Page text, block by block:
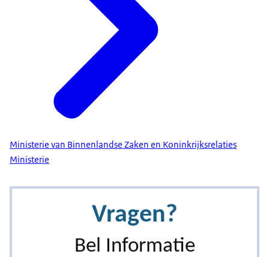
Ministerie van Binnenlandse Zaken en Koninkrijksrelaties
Ministerie